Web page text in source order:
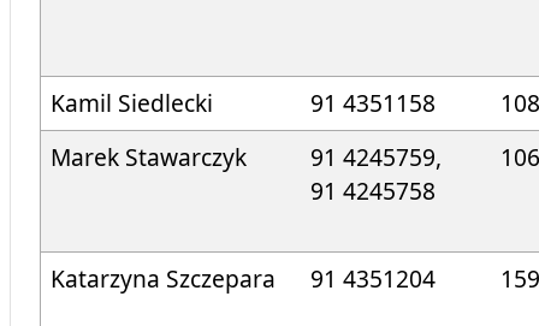
Kamil Siedlecki 91 4351158
Marek Stawarczyk
91 4245759,
91 4245758
106
Katarzyna Szczepara 91 4351204 159